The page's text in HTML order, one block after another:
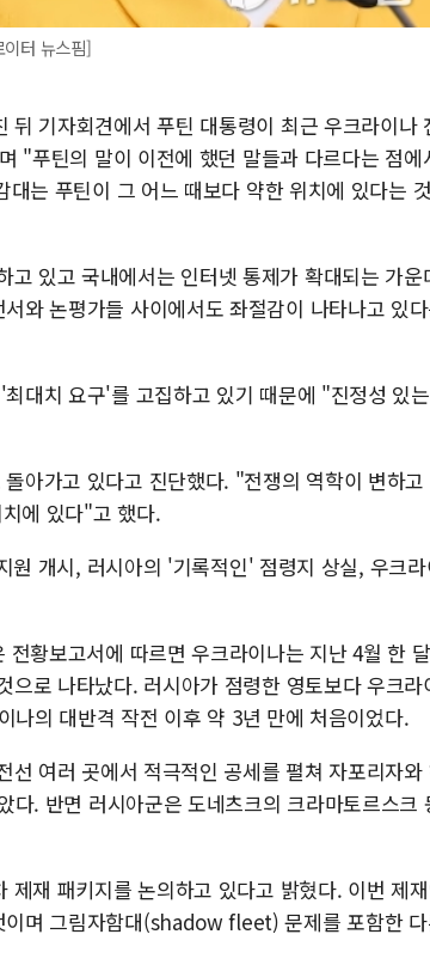
터 뉴스핌]
기자회견에서 푸틴 대통령이 최근 우크라이나
"푸틴의 말이 이전에 했던 말들과 다르다는 점에
는 푸틴이 그 어느 때보다 약한 위치에 있다는
있고 국내에서는 인터넷 통제가 확대되는 가운
와 논평가들 사이에서도 좌절감이 나타나고 있
대치 요구'를 고집하고 있기 때문에 "진정성 있
아가고 있다고 진단했다. "전쟁의 역학이 변하고
에 있다"고 했다.
원 개시, 러시아의 '기록적인' 점령지 상실, 우크
황보고서에 따르면 우크라이나는 지난 4월 한
로 나타났다. 러시아가 점령한 영토보다 우크라
나의 대반격 작전 이후 약 3년 만에 처음이었다.
여러 곳에서 적극적인 공세를 펼쳐 자포리자와
. 반면 러시아군은 도네츠크의 크라마토르스크
재 패키지를 논의하고 있다고 밝혔다. 이번 제
이며 그림자함대(shadow fleet) 문제를 포함한